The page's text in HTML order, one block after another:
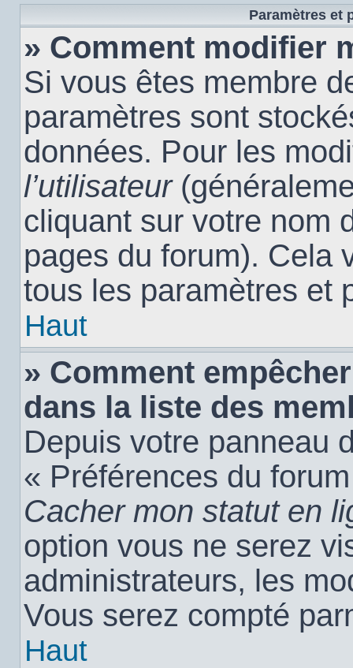
Paramètres et
» Comment modifier
Si vous êtes membre
paramètres sont
données. Pour les
l’utilisateur
cliquant sur votre nom
pages du forum). Cela
tous les paramètres et
Haut
» Comment
dans la liste des
Depuis votre panneau
« Préférences du
Cacher mon statut en
option vous ne serez
administrateurs, les
Vous serez compté
Haut